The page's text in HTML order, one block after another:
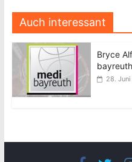
Auch interessant
Bryce
bayreuth
28.